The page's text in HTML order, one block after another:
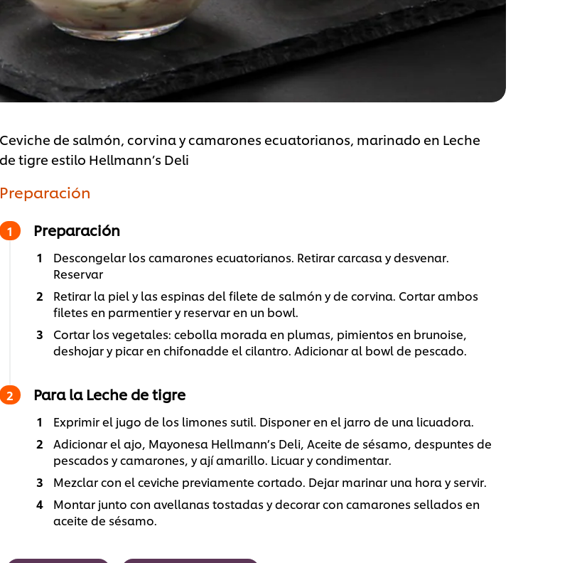
Ceviche de salmón, corvina y camarones ecuatorianos, marinado en Leche
de tigre estilo Hellmann’s Deli
Preparación
Preparación
Descongelar los camarones ecuatorianos. Retirar carcasa y desvenar.
Reservar
Retirar la piel y las espinas del filete de salmón y de corvina. Cortar ambos
filetes en parmentier y reservar en un bowl.
Cortar los vegetales: cebolla morada en plumas, pimientos en brunoise,
deshojar y picar en chifonadde el cilantro. Adicionar al bowl de pescado.
Para la Leche de tigre
Exprimir el jugo de los limones sutil. Disponer en el jarro de una licuadora.
Adicionar el ajo, Mayonesa Hellmann’s Deli, Aceite de sésamo, despuntes de
pescados y camarones, y ají amarillo. Licuar y condimentar.
Mezclar con el ceviche previamente cortado. Dejar marinar una hora y servir.
Montar junto con avellanas tostadas y decorar con camarones sellados en
aceite de sésamo.